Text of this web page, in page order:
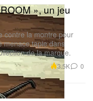
», un jeu
contre la montre pour
menace tapie dans
de la marque.
3.5K 0